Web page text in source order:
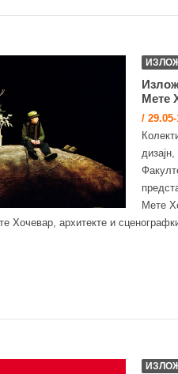
Мете
/
Мете
Хочевар, архитекте и